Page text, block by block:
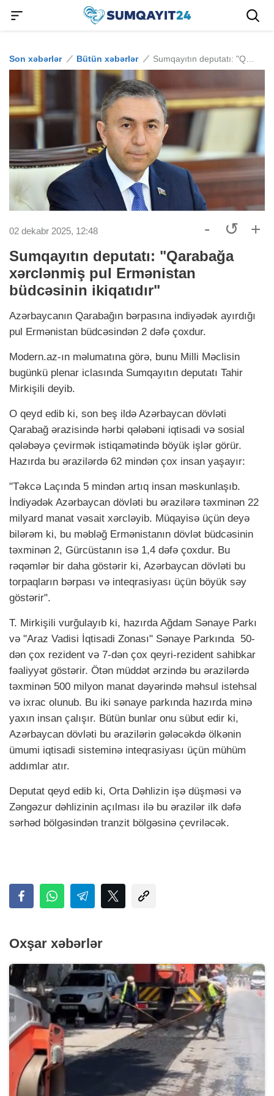
Son xəbərlər Bütün xəbərlər
02 dekabr 2025, 12:48 - ↺ +
Sumqayıtın deputatı: "Qarabağa
xərclənmiş pul Ermənistan
büdcəsinin ikiqatıdır"
Azərbaycanın Qarabağın bərpasına indiyədək ayırdığı
pul Ermənistan büdcəsindən 2 dəfə çoxdur.
Modern.az-ın məlumatına görə, bunu Milli Məclisin
bugünkü plenar iclasında Sumqayıtın deputatı Tahir
Mirkişili deyib.
O qeyd edib ki, son beş ildə Azərbaycan dövləti
Qarabağ ərazisində hərbi qələbəni iqtisadi və sosial
qələbəyə çevirmək istiqamətində böyük işlər görür.
Hazırda bu ərazilərdə 62 mindən çox insan yaşayır:
"Təkcə Laçında 5 mindən artıq insan məskunlaşıb.
İndiyədək Azərbaycan dövləti bu ərazilərə təxminən 22
milyard manat vəsait xərcləyib. Müqayisə üçün deyə
bilərəm ki, bu məbləğ Ermənistanın dövlət büdcəsinin
təxminən 2, Gürcüstanın isə 1,4 dəfə çoxdur. Bu
rəqəmlər bir daha göstərir ki, Azərbaycan dövləti bu
torpaqların bərpası və inteqrasiyası üçün böyük səy
göstərir".
T. Mirkişili vurğulayıb ki, hazırda Ağdam Sənaye Parkı
və "Araz Vadisi İqtisadi Zonası" Sənaye Parkında 50-
dən çox rezident və 7-dən çox qeyri-rezident sahibkar
fəaliyyət göstərir. Ötən müddət ərzində bu ərazilərdə
təxminən 500 milyon manat dəyərində məhsul istehsal
və ixrac olunub. Bu iki sənaye parkında hazırda minə
yaxın insan çalışır. Bütün bunlar onu sübut edir ki,
Azərbaycan dövləti bu ərazilərin gələcəkdə ölkənin
ümumi iqtisadi sisteminə inteqrasiyası üçün mühüm
addımlar atır.
Deputat qeyd edib ki, Orta Dəhlizin işə düşməsi və
Zəngəzur dəhlizinin açılması ilə bu ərazilər ilk dəfə
sərhəd bölgəsindən tranzit bölgəsinə çevriləcək.
Oxşar xəbərlər